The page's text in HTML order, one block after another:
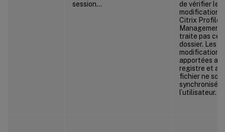
session…
de vérifier les
modifications.
Citrix Profile
Management
traite pas ce
dossier. Les
modifications
apportées au
registre et au
fichier ne
l’utilisateur.